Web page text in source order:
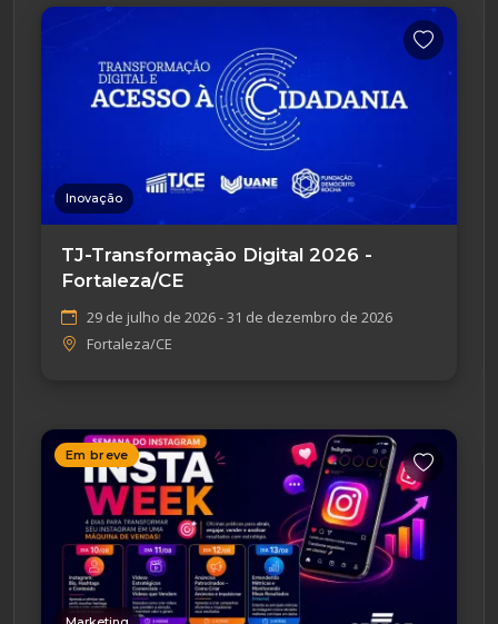
Inovação
TJ-Transformação Digital 2026 -
Fortaleza/CE
29 de julho de 2026 - 31 de dezembro de 2026
Fortaleza/CE
Em breve